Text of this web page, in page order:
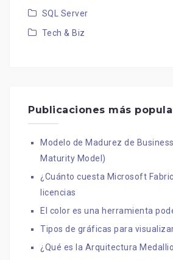
SQL Server
Tech & Biz
Publicaciones más
Modelo de Madurez de
Maturity Model)
¿Cuánto cuesta Microsoft
licencias
El color es una herramienta
Tipos de gráficas para
¿Qué es la Arquitectura